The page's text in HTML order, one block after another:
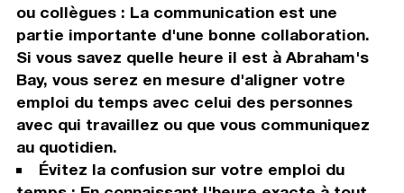
ou collègues : La communication est une
partie importante d'une bonne collaboration.
Si vous savez quelle heure il est à Abraham's
Bay, vous serez en mesure d'aligner votre
emploi du temps avec celui des personnes
avec qui travaillez ou que vous communiquez
au quotidien.
Évitez la confusion sur votre emploi du